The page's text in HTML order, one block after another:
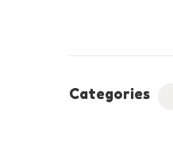
Categories